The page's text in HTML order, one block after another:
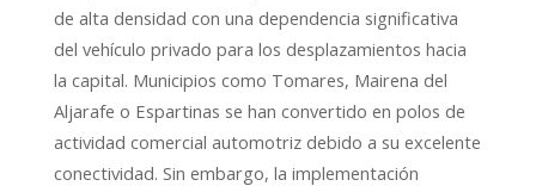
de alta densidad con una dependencia significativa
del vehículo privado para los desplazamientos hacia
la capital. Municipios como Tomares, Mairena del
Aljarafe o Espartinas se han convertido en polos de
actividad comercial automotriz debido a su excelente
conectividad. Sin embargo, la implementación